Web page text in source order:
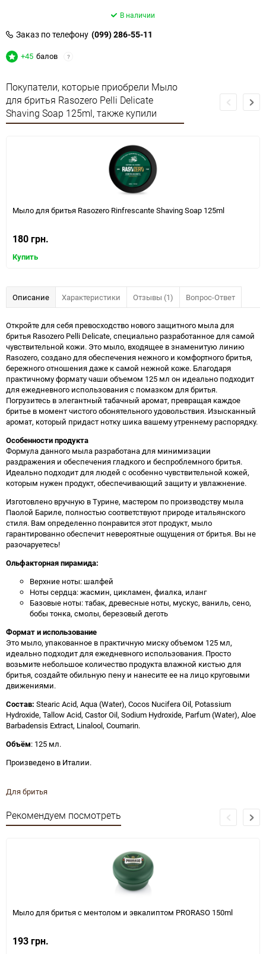
В наличии
Заказ по телефону (099) 286-55-11
+45 балов ?
Покупатели, которые приобрели Мыло
для бритья Rasozero Pelli Delicate
Shaving Soap 125ml, также купили
Мыло для бритья Rasozero Rinfrescante Shaving Soap 125ml
180 грн.
Купить
Описание Характеристики Отзывы (1) Вопрос-Ответ
Откройте для себя превосходство нового защитного мыла для
бритья Rasozero Pelli Delicate, специально разработанное для самой
чувствительной кожи. Это мыло, входящее в знаменитую линию
Rasozero, создано для обеспечения нежного и комфортного бритья,
бережного отношения даже к самой нежной коже. Благодаря
практичному формату чаши объемом 125 мл он идеально подходит
для ежедневного использования с помазком для бритья.
Погрузитесь в элегантный табачный аромат, превращая каждое
бритье в момент чистого обонятельного удовольствия. Изысканный
аромат, который придаст нотку шика вашему утреннему распорядку.
Особенности продукта
Формула данного мыла разработана для минимизации
раздражения и обеспечения гладкого и беспроблемного бритья.
Идеально подходит для людей с особенно чувствительной кожей,
которым нужен продукт, обеспечивающий защиту и увлажнение.
Изготовлено вручную в Турине, мастером по производству мыла
Паолой Бариле, полностью соответствуют природе итальянского
стиля. Вам определенно понравится этот продукт, мыло
гарантированно обеспечит невероятные ощущения от бритья. Вы не
разочаруетесь!
Ольфакторная пирамида:
Верхние ноты: шалфей
Ноты сердца: жасмин, цикламен, фиалка, иланг
Базовые ноты: табак, древесные ноты, мускус, ваниль, сено,
бобы тонка, смолы, березовый деготь
Формат и использование
Это мыло, упакованное в практичную миску объемом 125 мл,
идеально подходит для ежедневного использования. Просто
возьмите небольшое количество продукта влажной кистью для
бритья, создайте обильную пену и нанесите ее на лицо круговыми
движениями.
Состав: Stearic Acid, Aqua (Water), Cocos Nucifera Oil, Potassium
Hydroxide, Tallow Acid, Castor Oil, Sodium Hydroxide, Parfum (Water), Aloe
Barbadensis Extract, Linalool, Coumarin.
Объём: 125 мл.
Произведено в Италии.
Для бритья
Рекомендуем посмотреть
Мыло для бритья с ментолом и эвкалиптом PRORASO 150ml
193 грн.